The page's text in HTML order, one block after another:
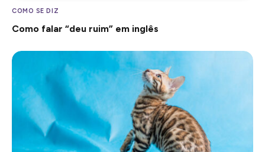
COMO SE DIZ
Como falar “deu ruim” em inglês